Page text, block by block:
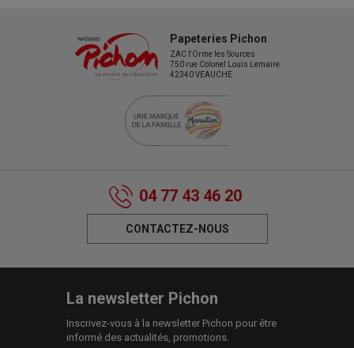
Papeteries Pichon
ZAC l'Orme les Sources
750 rue Colonel Louis Lemaire
42340 VEAUCHE
04 77 43 46 20
CONTACTEZ-NOUS
La newsletter Pichon
Inscrivez-vous à la newsletter Pichon pour être
informé des actualités, promotions.